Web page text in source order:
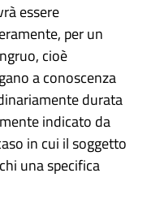
essere
per un
cioè
a conoscenza
durata
indicato da
in cui il soggetto
una specifica